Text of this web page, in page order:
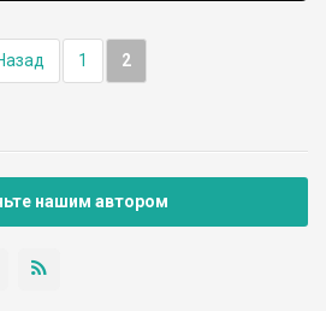
время я смог идентифицировать это
1 2
нашим автором